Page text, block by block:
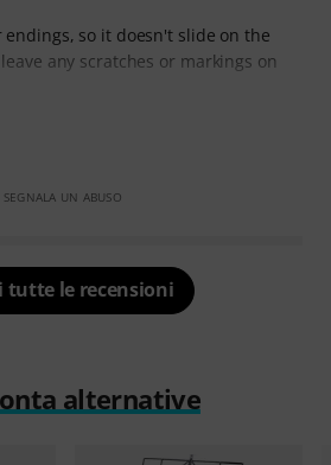
so it doesn't slide on the
any scratches or markings on
SEGNALA UN ABUSO
tutte le recensioni
alternative